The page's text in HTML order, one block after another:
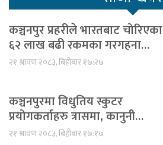
कञ्चनपुर प्रहरीले भारतबाट चोरिएका
६२ लाख बढी रकमका गरगहना…
२१ श्रावण २०८३, बिहीबार १७:२७
कञ्चनपुरमा विधुतिय स्कुटर
प्रयोगकर्ताहरु त्रासमा, कानुनी…
२१ श्रावण २०८३, बिहीबार १७:१७